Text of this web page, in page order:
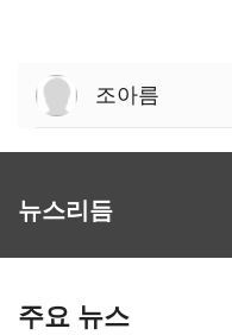
조아름
뉴스리듬
주요 뉴스